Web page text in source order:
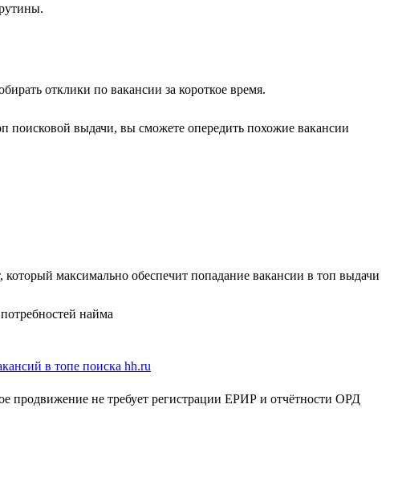
отклики по вакансии за короткое время.
поисковой выдачи, вы сможете опередить похожие вакансии
максимально обеспечит попадание вакансии в топ выдачи
найма
продвижение не требует регистрации ЕРИР и отчётности ОРД